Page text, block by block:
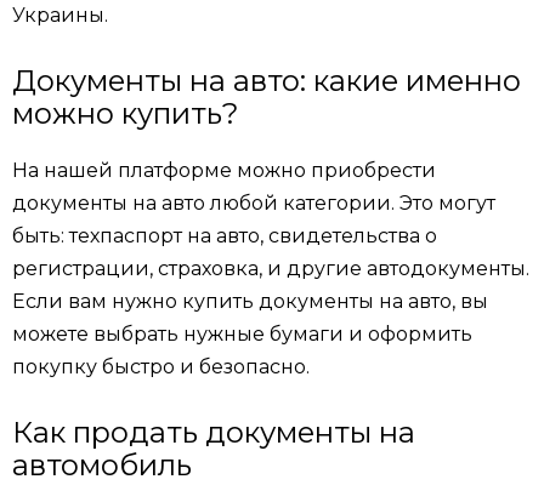
Украины.
Документы на авто: какие именно
можно купить?
На нашей платформе можно приобрести
документы на авто любой категории. Это могут
быть: техпаспорт на авто, свидетельства о
регистрации, страховка, и другие автодокументы.
Если вам нужно купить документы на авто, вы
можете выбрать нужные бумаги и оформить
покупку быстро и безопасно.
Как продать документы на
автомобиль